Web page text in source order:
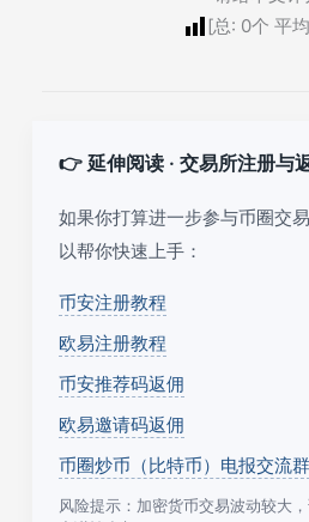
[总: 0个 平
👉 延伸阅读 · 交易所注册与
如果你打算进一步参与币圈交
以帮你快速上手：
币安注册教程
欧易注册教程
币安推荐码返佣
欧易邀请码返佣
币圈炒币（比特币）电报交流群
风险提示：加密货币交易波动较大